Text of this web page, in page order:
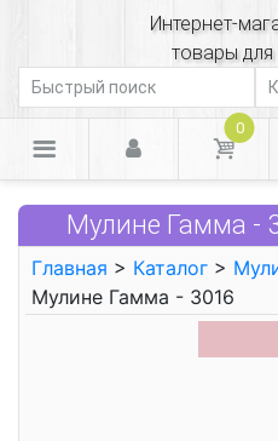
Интернет-
товары для
0
Мулине Гамма -
Главная > Каталог >
Мулине Гамма - 3016